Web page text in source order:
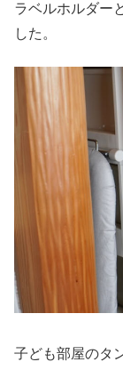
ラベルホルダー
した。
子ども部屋のタ